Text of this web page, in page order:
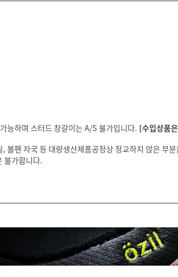
능하며 스터드 창갈이는 A/S 불가입니다. [수입상품
볼펜 자국 등 대량생산제품공정상 정교하지 않은 부
불가합니다.